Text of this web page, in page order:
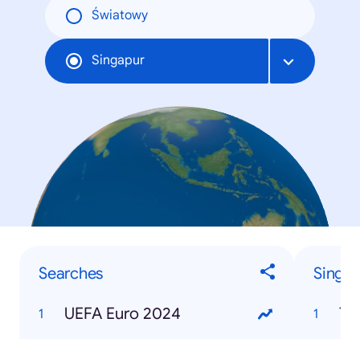
Światowy
Singapur
Searches
UEFA Euro 2024